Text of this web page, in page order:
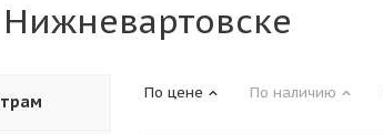
По цене По наличию